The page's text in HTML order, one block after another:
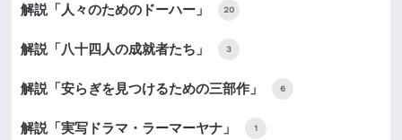
解説「人々のためのドーハー」 20
解説「八十四人の成就者たち」 3
解説「安らぎを見つけるための三部作」 6
解説「実写ドラマ・ラーマーヤナ」 1